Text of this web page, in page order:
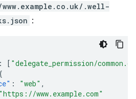
.well-
:
: [ "delegate_permission/
: "web" ,
"https://www.example.com"